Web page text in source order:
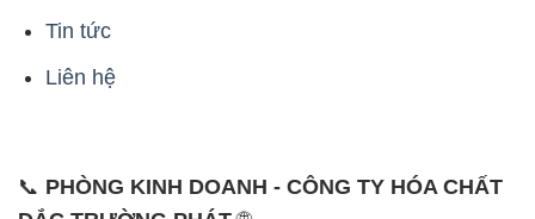
📞
PHÒNG KINH DOANH - CÔNG TY HÓA CHẤT
ĐẮC TRƯỜNG PHÁT
- 028.3756.1835 - 028.3756.1840 - 028.3756.1841-